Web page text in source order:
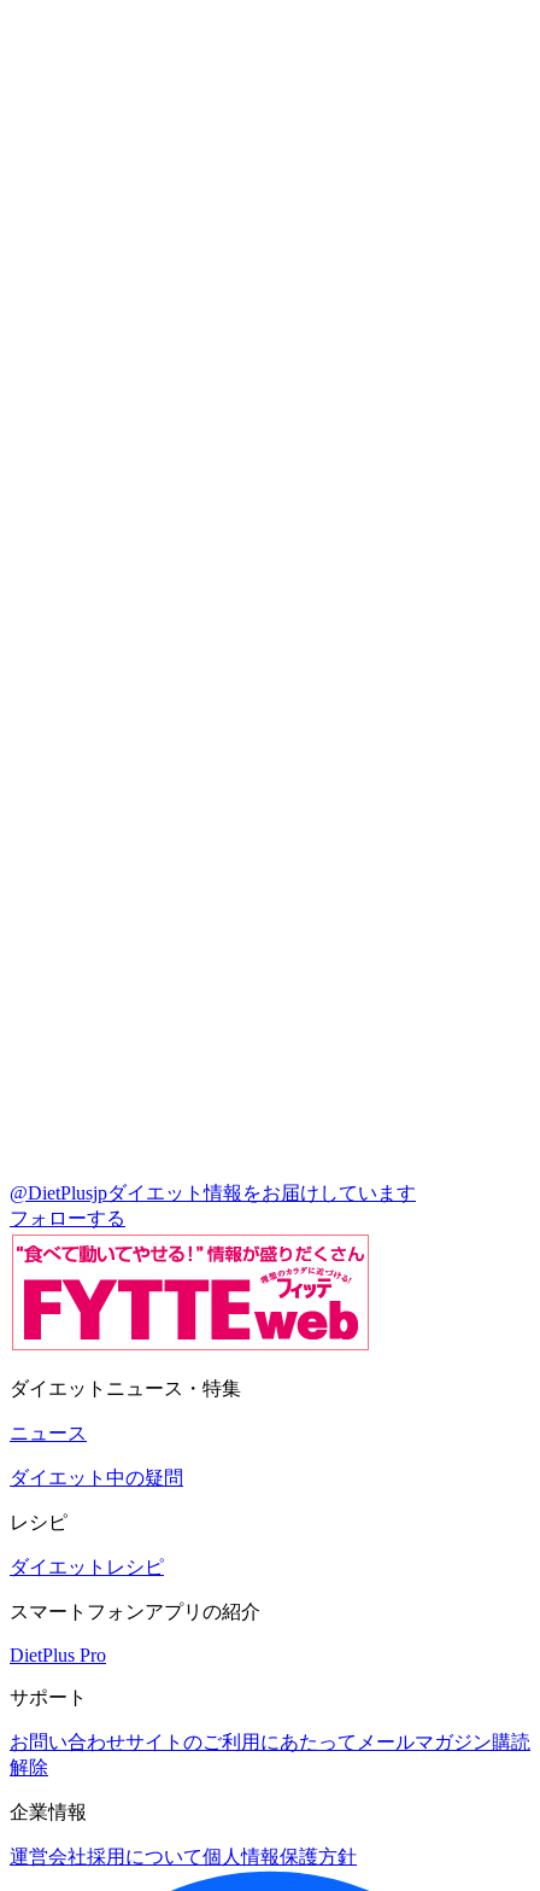
@DietPlusjpダイエット情報をお届けしています
フォローする
ダイエットニュース・特集
ニュース
ダイエット中の疑問
レシピ
ダイエットレシピ
スマートフォンアプリの紹介
DietPlus Pro
サポート
お問い合わせサイトのご利用にあたって メールマガジン購読
解除
企業情報
運営会社採用について個人情報保護方針